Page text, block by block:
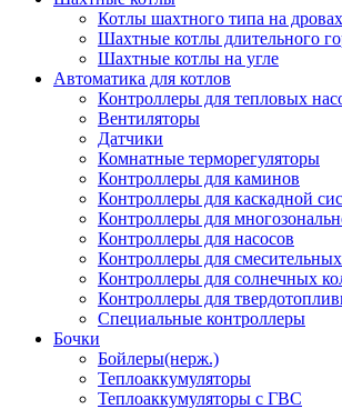
Котлы шахтного типа на дровах
Шахтные котлы длительного
Шахтные котлы на угле
Автоматика для котлов
Контроллеры для тепловых
Вентиляторы
Датчики
Комнатные терморегуляторы
Контроллеры для каминов
Контроллеры для каскадной
Контроллеры для
Контроллеры для насосов
Контроллеры для
Контроллеры для солнечных
Контроллеры для
Специальные контроллеры
Бочки
Бойлеры(нерж.)
Теплоаккумуляторы
Теплоаккумуляторы с ГВС